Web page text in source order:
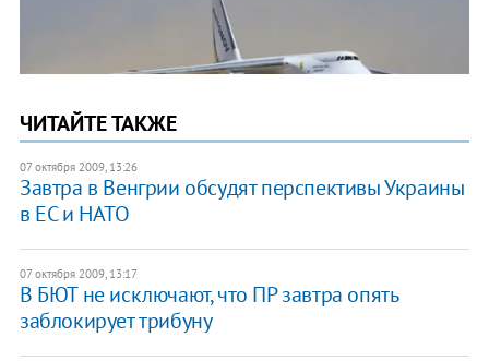
ЧИТАЙТЕ ТАКЖЕ
07 октября 2009, 13:26
Завтра в Венгрии обсудят перспективы Украины
в ЕС и НАТО
07 октября 2009, 13:17
В БЮТ не исключают, что ПР завтра опять
заблокирует трибуну